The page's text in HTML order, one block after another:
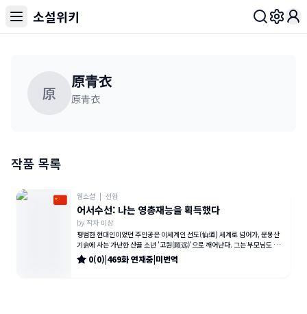
소설위키
原
原青衣
原青衣
작품 목록
웹소설 | 선협
어서수선: 나는 영총재능을 획득했다
by 작자 미상
평범한 현대인이었던 주인공은 이세계인 선도(仙道) 세계로 넘어가, 운몽산
기슭에 사는 가난한 산골 소년 '고원(顾远)'으로 깨어난다. 그는 부모님도 없
이 병약한 몸과 찢어지게
0(0)|469화연재중|미번역